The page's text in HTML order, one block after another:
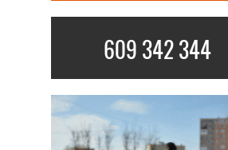
609 342 344